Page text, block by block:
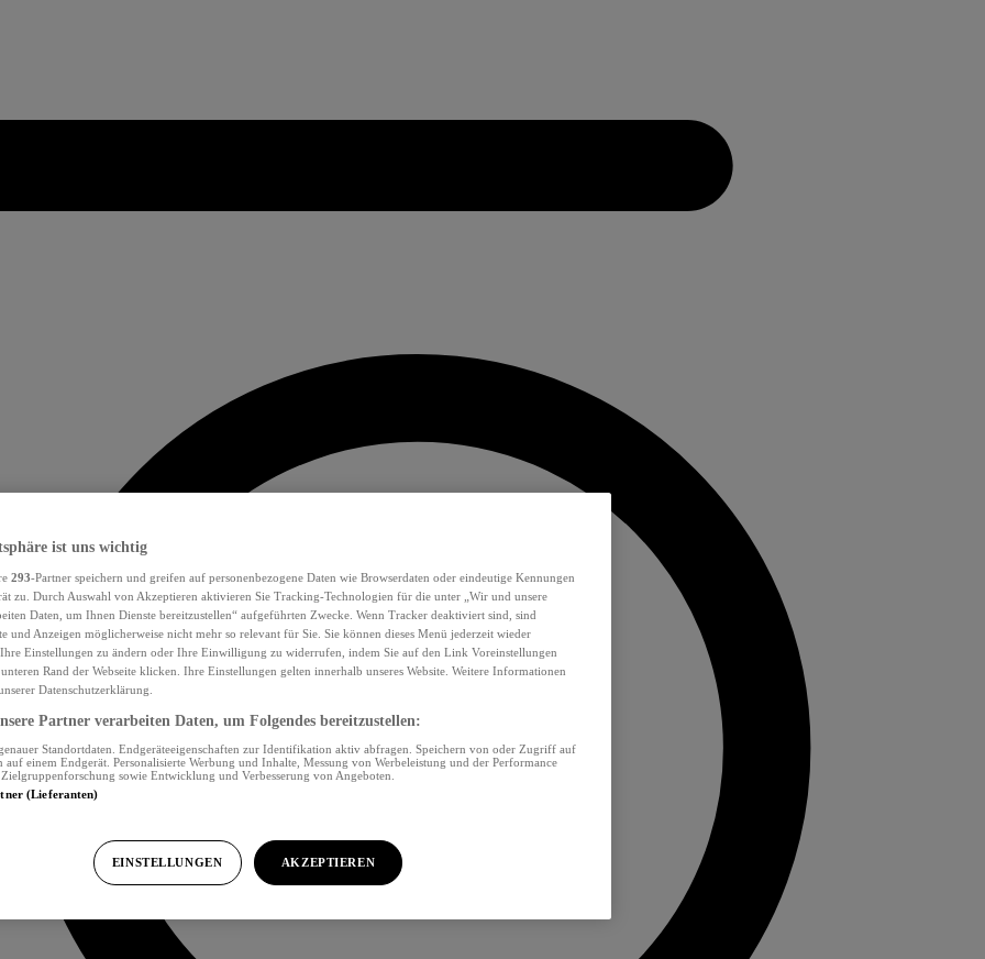
ist uns wichtig
293-Partner speichern und greifen auf personenbezogene Daten wie Browserdaten oder eindeutige Kennungen
zu. Durch Auswahl von Akzeptieren aktivieren Sie Tracking-Technologien für die unter „Wir und unsere
Daten, um Ihnen Dienste bereitzustellen“ aufgeführten Zwecke. Wenn Tracker deaktiviert sind, sind
und Anzeigen möglicherweise nicht mehr so relevant für Sie. Sie können dieses Menü jederzeit wieder
Einstellungen zu ändern oder Ihre Einwilligung zu widerrufen, indem Sie auf den Link Voreinstellungen
Rand der Webseite klicken. Ihre Einstellungen gelten innerhalb unseres Website. Weitere Informationen
Datenschutzerklärung.
Partner verarbeiten Daten, um Folgendes bereitzustellen:
Standortdaten. Endgeräteeigenschaften zur Identifikation aktiv abfragen. Speichern von oder Zugriff auf
einem Endgerät. Personalisierte Werbung und Inhalte, Messung von Werbeleistung und der Performance
sowie Entwicklung und Verbesserung von Angeboten.
(Lieferanten)
EINSTELLUNGEN AKZEPTIEREN